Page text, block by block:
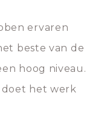
ervaren
beste van de
hoog niveau.
het werk